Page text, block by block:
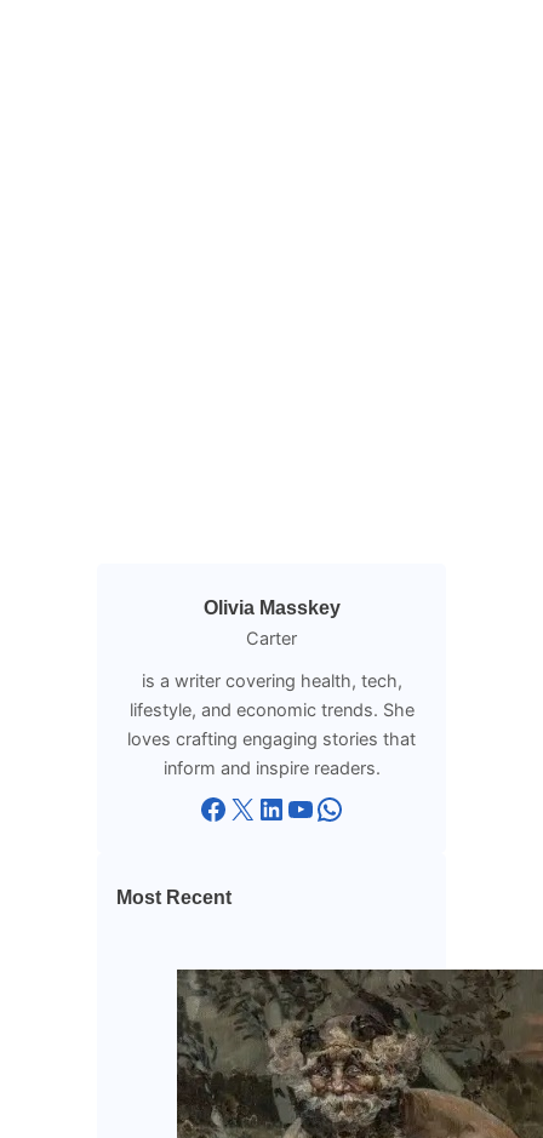
Olivia Masskey
Carter
is a writer covering health, tech,
lifestyle, and economic trends. She
loves crafting engaging stories that
inform and inspire readers.
Facebook X LinkedIn YouTube WhatsApp
Most Recent